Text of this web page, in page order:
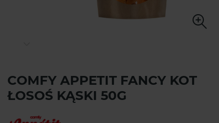
COMFY APPETIT FANCY KOT
ŁOSOŚ KĄSKI 50G